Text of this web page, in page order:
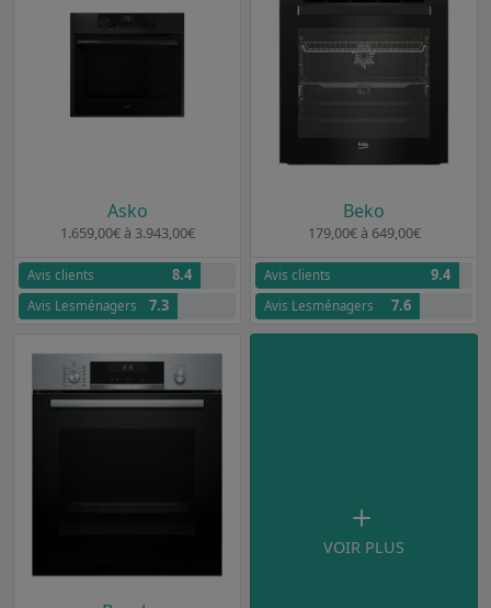
Asko
1.659,00€ à 3.943,00€
Avis clients 8.4
Avis Lesménagers 7.3
Beko
179,00€ à 649,00€
Avis clients 9.4
Avis Lesménagers 7.6
VOIR PLUS